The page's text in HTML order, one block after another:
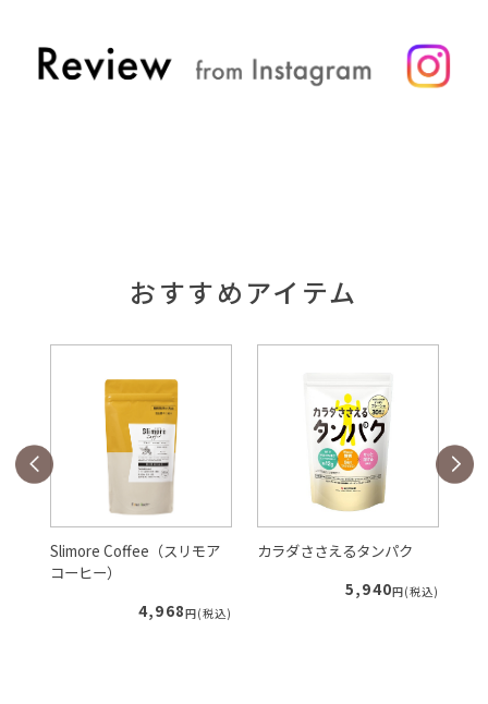
おすすめアイテム
Slimore Coffee（スリモア
コーヒー）
4,968円(税込)
カラダささえるタンパク
5,940円(税込)